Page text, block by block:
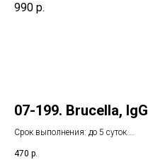
990 р.
07-199. Brucella, IgG
Срок выполнения: до 5 суток.
взятия биоматериала
470 р.